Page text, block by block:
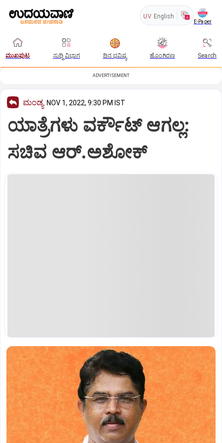
UV English
E-Paper
ಮುಖಪುಟ ಸುದ್ದಿ ವಿಭಾಗ ದಿನ ಭವಿಷ್ಯ ಹೊಂಗಿರಣ Search
ADVERTISEMENT
ಮಂಡ್ಯ NOV 1, 2022, 9:30 PM IST
ಯಾತ್ರೆಗಳು ವರ್ಕೌಟ್ ಆಗಲ್ಲ:
ಸಚಿವ ಆರ್‌.ಅಶೋಕ್‌